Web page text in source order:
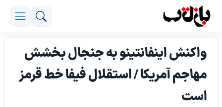
واکنش اینفانتینو به جنجال بخشش
مهاجم آمریکا / استقلال فیفا خط قرمز
است